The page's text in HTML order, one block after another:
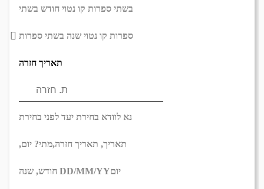
בשתי ספרות קו נטוי חודש בשתי
ספרות קו נטוי שנה בשתי ספרות
תאריך חזרה
נא לוודא בחירת יעד לפני בחירת
תאריך, תאריך חזרה,מתי? יום,
DD/MM/YYיום